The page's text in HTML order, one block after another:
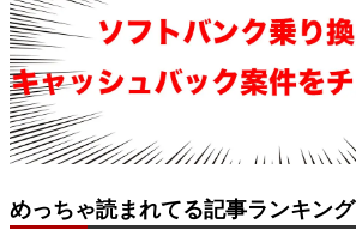
めっちゃ読まれてる記事ランキング